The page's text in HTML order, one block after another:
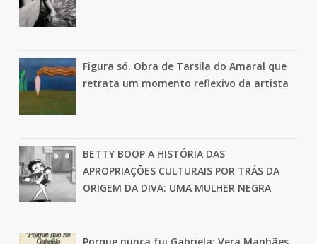
Figura só. Obra de Tarsila do Amaral que
retrata um momento reflexivo da artista
BETTY BOOP A HISTÓRIA DAS
APROPRIAÇÕES CULTURAIS POR TRÁS DA
ORIGEM DA DIVA: UMA MULHER NEGRA